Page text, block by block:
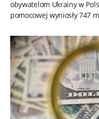
obywatelom Ukrainy w
pomocowej wyniosły 747